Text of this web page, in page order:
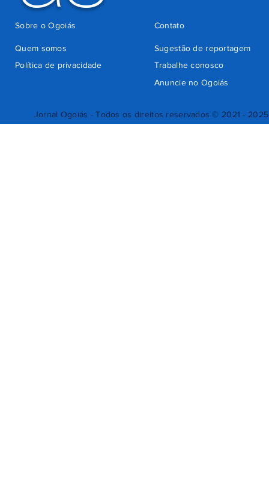
Jornal Ogoiás - Todos os direitos reservados © 2021 - 2025
Quem somos
Sugestão de reportagem
Trabalhe conosco
Política de privacidade
Anuncie no Ogoiás
Contato
Sobre o Ogoiás